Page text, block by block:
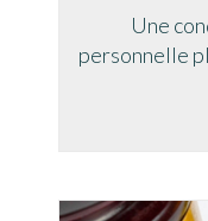
Une
personnelle